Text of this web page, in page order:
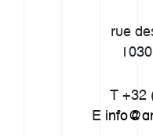
rue
T +32
E